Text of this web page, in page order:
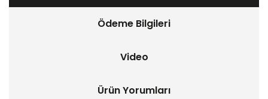
Ödeme Bilgileri
Video
Ürün Yorumları